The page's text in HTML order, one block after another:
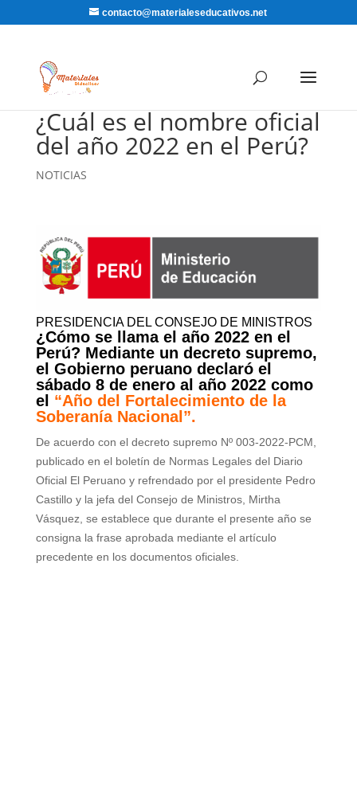
contacto@materialeseducativos.net
¿Cuál es el nombre oficial
del año 2022 en el Perú?
NOTICIAS
PRESIDENCIA DEL CONSEJO DE MINISTROS
¿Cómo se llama el año 2022 en el
Perú? Mediante un decreto supremo,
el Gobierno peruano declaró el
sábado 8 de enero al año 2022 como
el “Año del Fortalecimiento de la
Soberanía Nacional”.
De acuerdo con el decreto supremo Nº 003-2022-PCM,
publicado en el boletín de Normas Legales del Diario
Oficial El Peruano y refrendado por el presidente Pedro
Castillo y la jefa del Consejo de Ministros, Mirtha
Vásquez, se establece que durante el presente año se
consigna la frase aprobada mediante el artículo
precedente en los documentos oficiales.